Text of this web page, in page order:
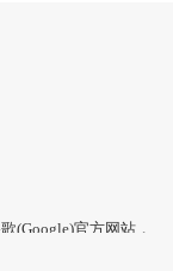
(Google)官方网站，